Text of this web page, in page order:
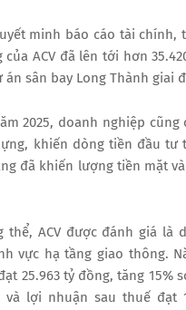
minh báo cáo tài chính,
của ACV đã lên tới hơn
án sân bay Long Thành giai
2025, doanh nghiệp
khiến dòng tiền đầu tư
đã khiến lượng tiền mặt
thể, ACV được đánh giá là
vực hạ tầng giao thông.
25.963 tỷ đồng, tăng 15%
và lợi nhuận sau thuế đạt